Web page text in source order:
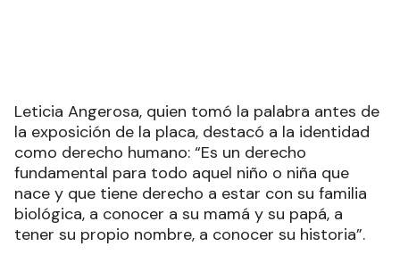
Leticia Angerosa, quien tomó la palabra antes de
la exposición de la placa, destacó a la identidad
como derecho humano: “Es un derecho
fundamental para todo aquel niño o niña que
nace y que tiene derecho a estar con su familia
biológica, a conocer a su mamá y su papá, a
tener su propio nombre, a conocer su historia”.